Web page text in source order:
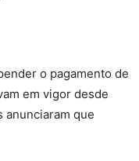
o pagamento de
em vigor desde
anunciaram que